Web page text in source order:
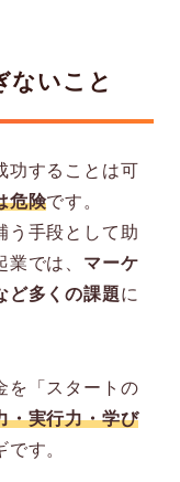
ないこと
功することは可
危険です。
う手段として助
では、 マーケ
ど多くの課題に
を「スタートの
・実行力・学び
す。